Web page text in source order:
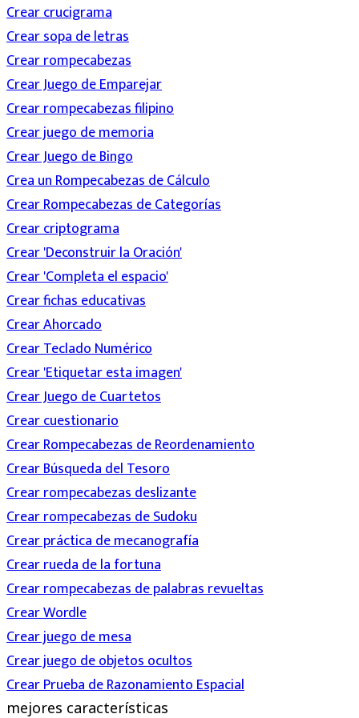
Crear crucigrama
Crear sopa de letras
Crear rompecabezas
Crear Juego de Emparejar
Crear rompecabezas filipino
Crear juego de memoria
Crear Juego de Bingo
Crea un Rompecabezas de Cálculo
Crear Rompecabezas de Categorías
Crear criptograma
Crear 'Deconstruir la Oración'
Crear 'Completa el espacio'
Crear fichas educativas
Crear Ahorcado
Crear Teclado Numérico
Crear 'Etiquetar esta imagen'
Crear Juego de Cuartetos
Crear cuestionario
Crear Rompecabezas de Reordenamiento
Crear Búsqueda del Tesoro
Crear rompecabezas deslizante
Crear rompecabezas de Sudoku
Crear práctica de mecanografía
Crear rueda de la fortuna
Crear rompecabezas de palabras revueltas
Crear Wordle
Crear juego de mesa
Crear juego de objetos ocultos
Crear Prueba de Razonamiento Espacial
mejores características